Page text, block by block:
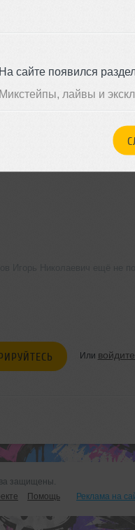
На сайте появился
Микстейпы, лайвы и
Или
защищены.
Помощь Реклама на